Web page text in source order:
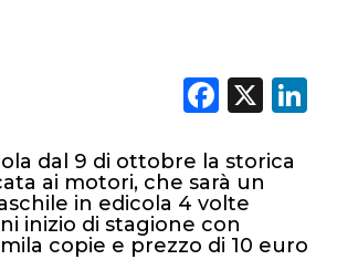
X
dal 9 di ottobre la storica
ai motori, che sarà un
in edicola 4 volte
inizio di stagione con
copie e prezzo di 10 euro